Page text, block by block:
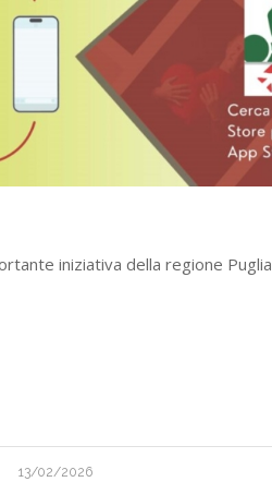
iniziativa della regione Puglia
13/02/2026